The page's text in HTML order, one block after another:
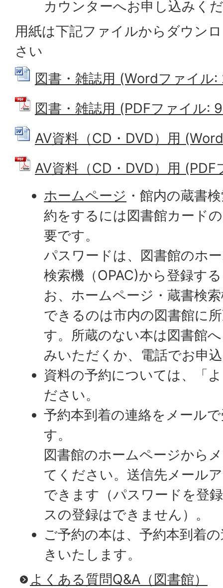
カウンターへお申し込みく
用紙は下記ファイルからダウン
さい
図書・雑誌用 (Wordファイル:
図書・雑誌用 (PDFファイル:
AV資料（CD・DVD）用
AV資料（CD・DVD）用
ホームページ ・館内の蔵書
約をするには図書館カード
要です。
パスワードは、図書館のホ
検索機（OPAC)から登録す
お、ホームページ・蔵書検
できるのは市内の図書館に
す。所蔵のない本は図書館
みいただくか、電話でお申
資料の予約については、「
ださい。
予約本到着の連絡をメール
す。
図書館のホームページから
てください。送信先メール
できます（パスワードを登
スの登録はできません）。
ご予約の本は、予約本到着
きいたします。
よくある質問Q&A（図書館）